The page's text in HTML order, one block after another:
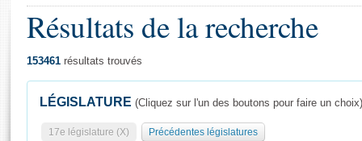
Général
Résultats de la recherche
153461 résultats trouvés
LÉGISLATURE (Cliquez sur l'un des boutons pour faire un choix)
17e législature (X) Précédentes législatures